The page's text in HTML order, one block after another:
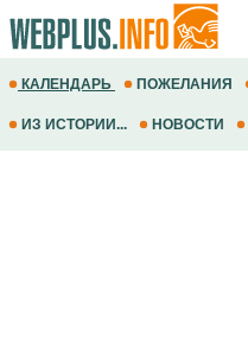
КАЛЕНДАРЬ ПОЖЕЛАНИЯ
ИЗ ИСТОРИИ... НОВОСТИ